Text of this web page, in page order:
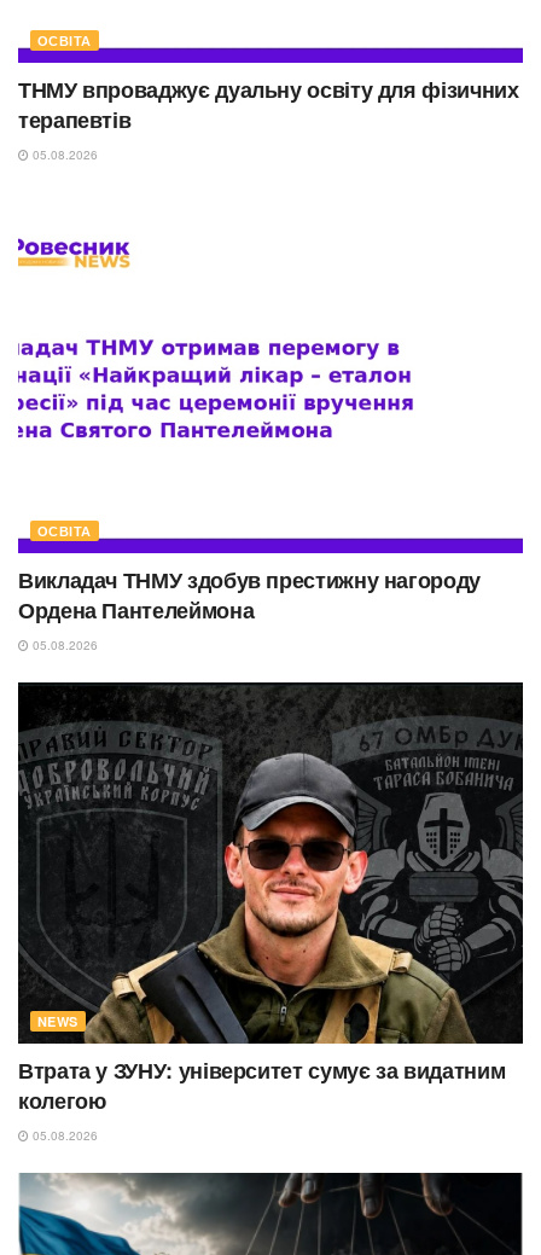
ОСВІТА
ТНМУ впроваджує дуальну освіту для фізичних
терапевтів
05.08.2026
ОСВІТА
Викладач ТНМУ здобув престижну нагороду
Ордена Пантелеймона
05.08.2026
NEWS
Втрата у ЗУНУ: університет сумує за видатним
колегою
05.08.2026